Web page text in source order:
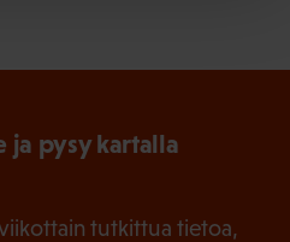
ja pysy kartalla
tutkittua tietoa,